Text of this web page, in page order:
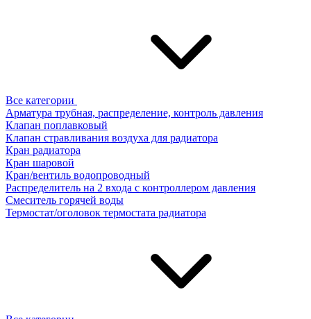
Все категории
Арматура трубная, распределение, контроль давления
Клапан поплавковый
Клапан стравливания воздуха для радиатора
Кран радиатора
Кран шаровой
Кран/вентиль водопроводный
Распределитель на 2 входа с контроллером давления
Смеситель горячей воды
Термостат/оголовок термостата радиатора